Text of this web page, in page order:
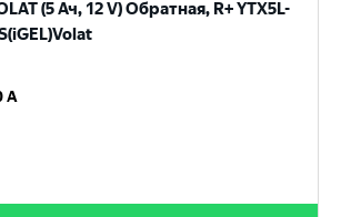
(5 Ач, 12 V) Обратная, R+ YTX5L-
A